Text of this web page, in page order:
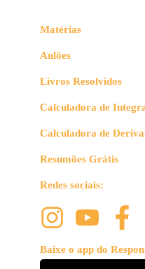
Matérias
Aulões
Livros Resolvidos
Calculadora de
Calculadora de
Resumões Grátis
Redes sociais:
Baixe o app do